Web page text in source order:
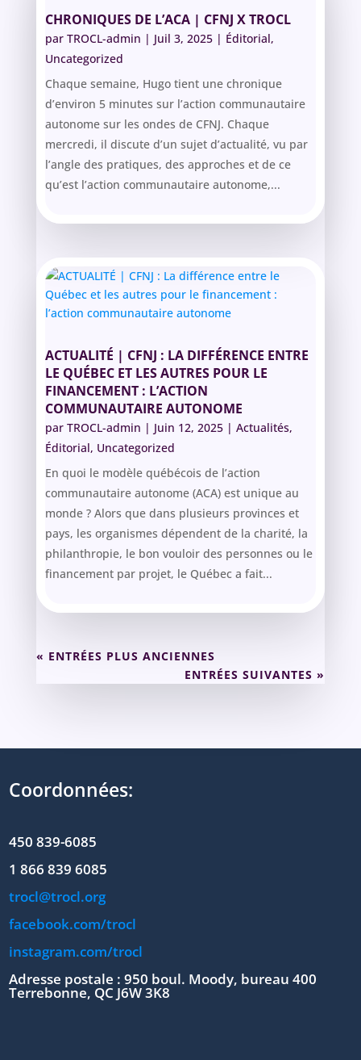
CHRONIQUES DE L’ACA | CFNJ X TROCL
par TROCL-admin | Juil 3, 2025| Éditorial,
Uncategorized
Chaque semaine, Hugo tient une chronique
d’environ 5 minutes sur l’action communautaire
autonome sur les ondes de CFNJ. Chaque
mercredi, il discute d’un sujet d’actualité, vu par
l’angle des pratiques, des approches et de ce
qu’est l’action communautaire autonome,...
ACTUALITÉ | CFNJ : LA DIFFÉRENCE ENTRE
LE QUÉBEC ET LES AUTRES POUR LE
FINANCEMENT : L’ACTION
COMMUNAUTAIRE AUTONOME
par TROCL-admin | Juin 12, 2025| Actualités,
Éditorial, Uncategorized
En quoi le modèle québécois de l’action
communautaire autonome (ACA) est unique au
monde ? Alors que dans plusieurs provinces et
pays, les organismes dépendent de la charité, la
philanthropie, le bon vouloir des personnes ou le
financement par projet, le Québec a fait...
« ENTRÉES PLUS ANCIENNES
ENTRÉES SUIVANTES »
Coordonnées:
450 839-6085
1 866 839 6085
trocl@trocl.org
facebook.com/trocl
instagram.com/trocl
Adresse postale : 950 boul. Moody, bureau 400
Terrebonne, QC J6W 3K8